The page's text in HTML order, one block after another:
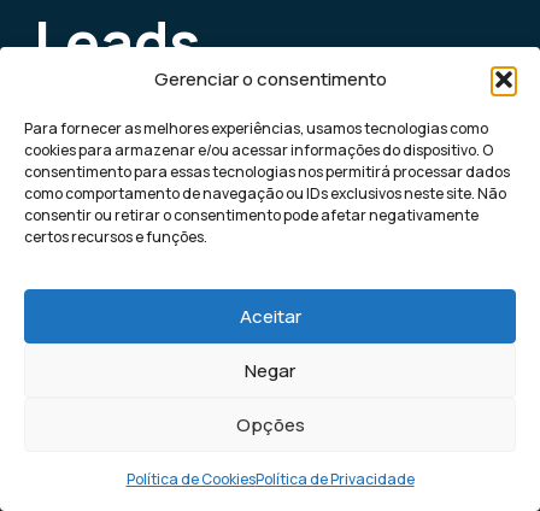
Gerenciar o consentimento
Para fornecer as melhores experiências, usamos tecnologias como
cookies para armazenar e/ou acessar informações do dispositivo. O
consentimento para essas tecnologias nos permitirá processar dados
como comportamento de navegação ou IDs exclusivos neste site. Não
consentir ou retirar o consentimento pode afetar negativamente
certos recursos e funções.
Aceitar
Negar
Opções
Política de CookiesPolítica de Privacidade
Leads
qualificados
todos os dias
para sua
empresa
no seu Whatsapp ou Instagram.
Ligar máquina de leads